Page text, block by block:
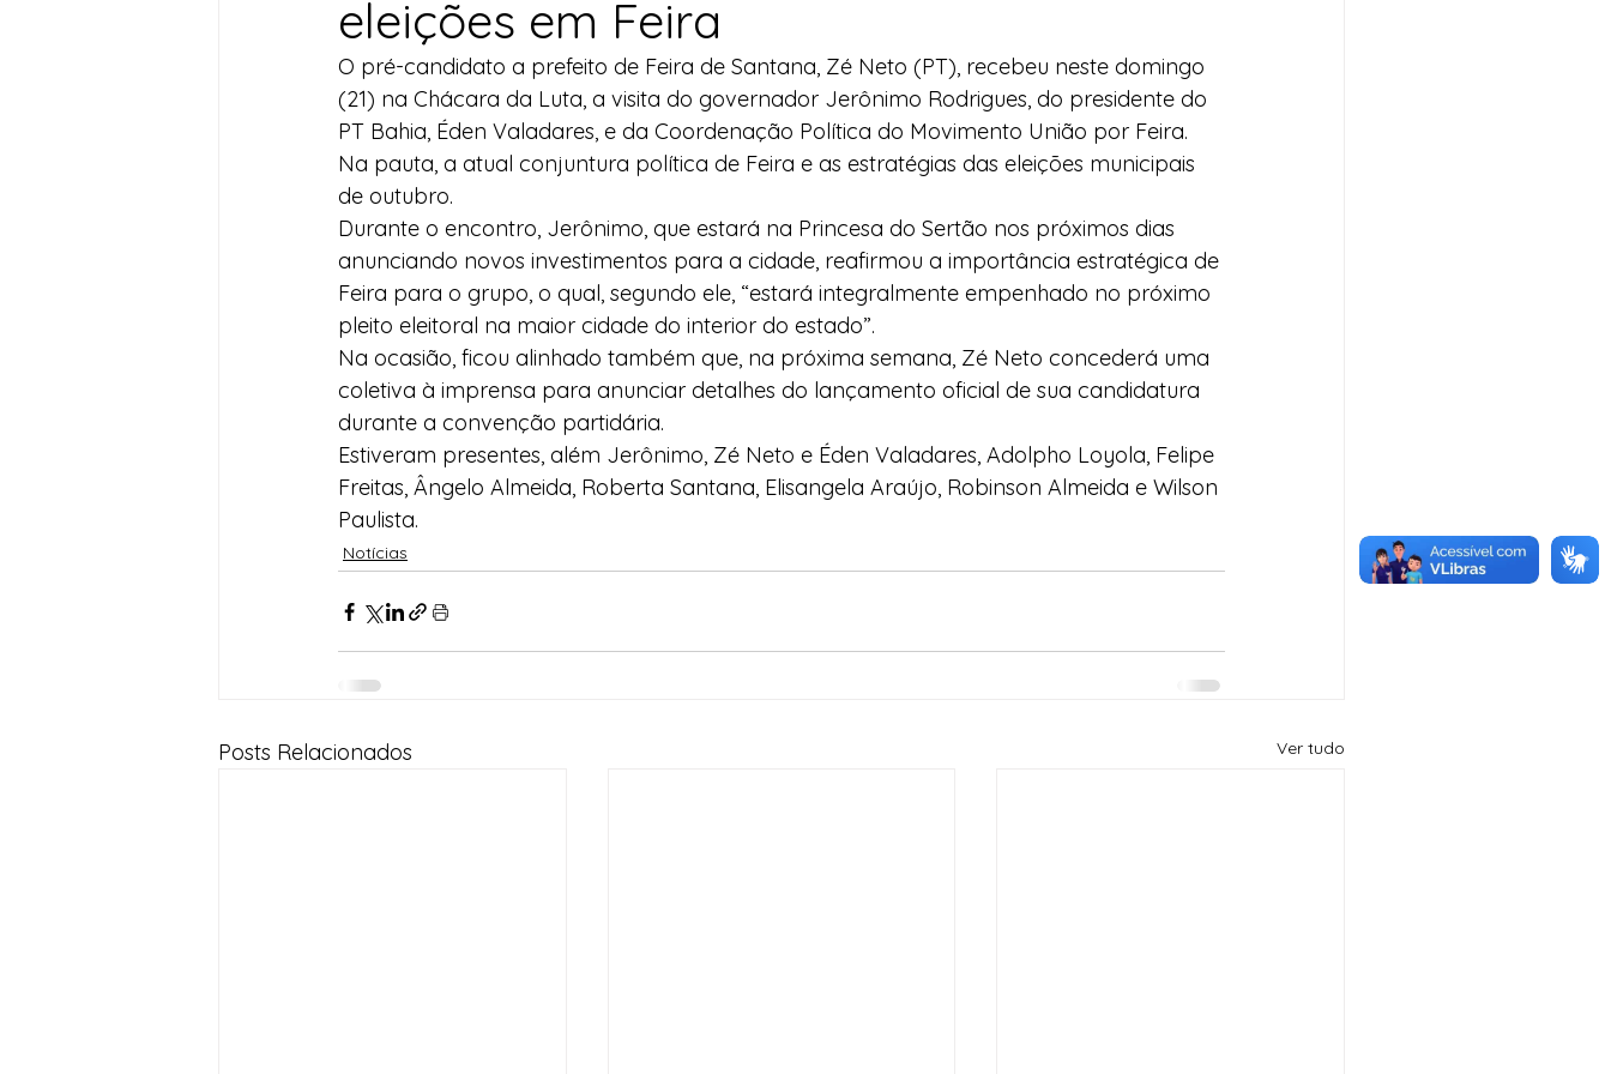
Desenvolvimento Territorial Indicação
Imprensa Assistência Social Agricultura Familiar Defesa Civil
Nota de Pesar Segurança Alimentar Direitos Humanos Esporte
Juventude Datas Comemorativas
eleições em Feira
O pré-candidato a prefeito de Feira de Santana, Zé Neto (PT), recebeu neste domingo
(21) na Chácara da Luta, a visita do governador Jerônimo Rodrigues, do presidente do
PT Bahia, Éden Valadares, e da Coordenação Política do Movimento União por Feira.
Na pauta, a atual conjuntura política de Feira e as estratégias das eleições municipais
de outubro.
Durante o encontro, Jerônimo, que estará na Princesa do Sertão nos próximos dias
anunciando novos investimentos para a cidade, reafirmou a importância estratégica de
Feira para o grupo, o qual, segundo ele, “estará integralmente empenhado no próximo
pleito eleitoral na maior cidade do interior do estado”.
Na ocasião, ficou alinhado também que, na próxima semana, Zé Neto concederá uma
coletiva à imprensa para anunciar detalhes do lançamento oficial de sua candidatura
durante a convenção partidária.
Estiveram presentes, além Jerônimo, Zé Neto e Éden Valadares, Adolpho Loyola, Felipe
Freitas, Ângelo Almeida, Roberta Santana, Elisangela Araújo, Robinson Almeida e Wilson
Paulista.
Notícias
Posts Relacionados Ver tudo